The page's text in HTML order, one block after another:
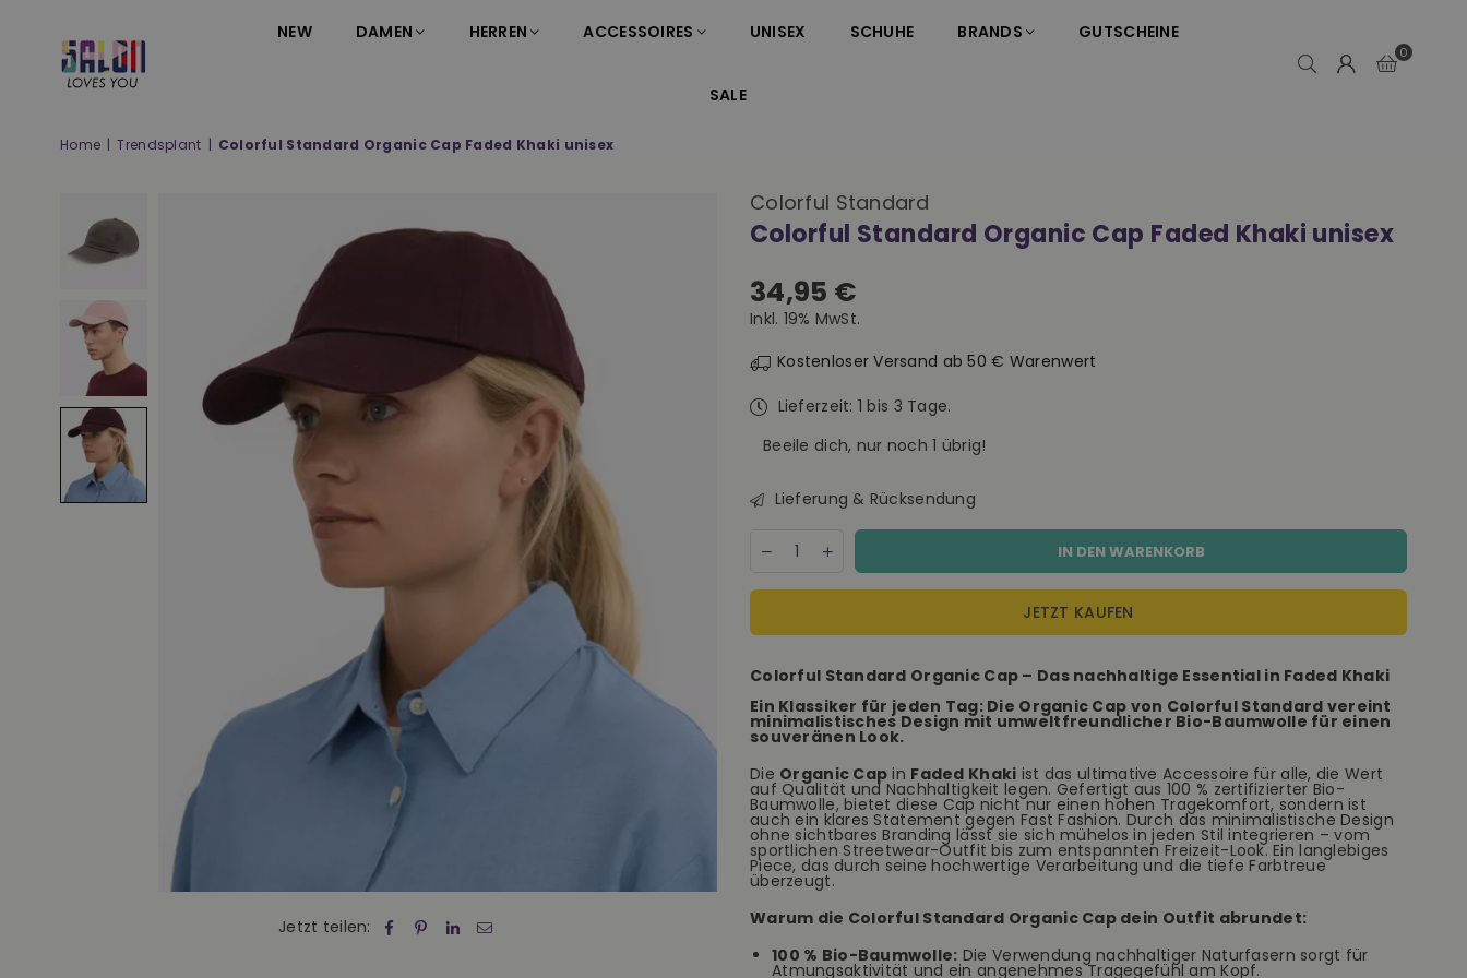
YOU
NEW DAMEN HERREN ACCESSOIRES UNISEX SCHUHE BRANDS GUTSCHEINE
SALE
0
Home | Trendsplant | Colorful Standard Organic Cap Faded Khaki unisex
Jetzt teilen:
Colorful Standard
Colorful Standard Organic Cap Faded Khaki unisex
Normaler
Preis
34,95 €
Inkl. 19% MwSt.
Kostenloser Versand ab 50 € Warenwert
Lieferzeit: 1 bis 3 Tage.
Beeile dich, nur noch1 übrig!
Lieferung & Rücksendung
Decrease
for
Faded
Khaki
unisex
Increase
quantity
for
Faded
Khaki
unisex
IN DEN WARENKORB
JETZT KAUFEN
Colorful Standard Organic Cap – Das nachhaltige Essential in Faded Khaki
Ein Klassiker für jeden Tag: Die Organic Cap von Colorful Standard vereint
minimalistisches Design mit umweltfreundlicher Bio-Baumwolle für einen
souveränen Look.
Die Organic Cap in Faded Khaki ist das ultimative Accessoire für alle, die Wert
auf Qualität und Nachhaltigkeit legen. Gefertigt aus 100 % zertifizierter Bio-
Baumwolle, bietet diese Cap nicht nur einen hohen Tragekomfort, sondern ist
auch ein klares Statement gegen Fast Fashion. Durch das minimalistische Design
ohne sichtbares Branding lässt sie sich mühelos in jeden Stil integrieren – vom
sportlichen Streetwear-Outfit bis zum entspannten Freizeit-Look. Ein langlebiges
Piece, das durch seine hochwertige Verarbeitung und die tiefe Farbtreue
überzeugt.
Warum die Colorful Standard Organic Cap dein Outfit abrundet:
100 % Bio-Baumwolle: Die Verwendung nachhaltiger Naturfasern sorgt für
Atmungsaktivität und ein angenehmes Tragegefühl am Kopf.